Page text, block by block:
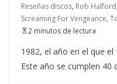
Reseñas discos, Rob Halford
Screaming For Vengeance,
2 minutos de lectura
1982, el año en el que
Este año se cumplen 40